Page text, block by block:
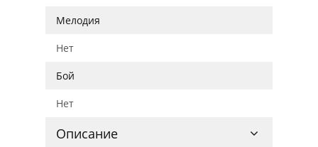
Мелодия
Нет
Бой
Нет
Описание